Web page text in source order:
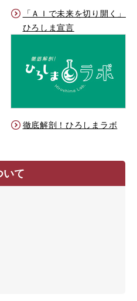
「ＡＩで未来を切り開く」
ひろしま宣言
徹底解剖！ひろしまラボ
いて